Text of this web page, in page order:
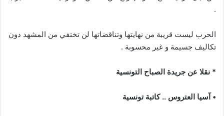
.
الحرب ليست قريبة من نهايتها وتناقضاتها لن تختفي من المشهد دون
تكاليف جسيمة و غير محسوبة .
* نقلا عن جريدة الصباح التونسية
• آسيا العتروس .. كاتبة تونسية